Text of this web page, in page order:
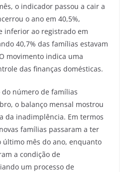
o indicador passou a cair a
o ano em 40,5%,
inferior ao registrado em
40,7% das famílias estavam
movimento indica uma
das finanças domésticas.
número de famílias
o balanço mensal mostrou
da inadimplência. Em termos
famílias passaram a ter
mês do ano, enquanto
a condição de
um processo de